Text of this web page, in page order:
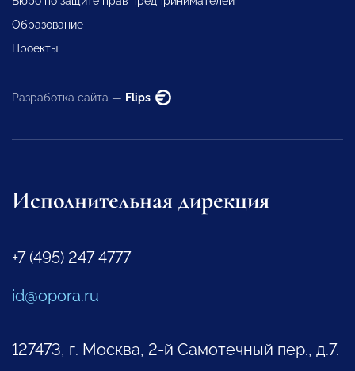
Образование
Проекты
Разработка сайта — Flips
Исполнительная дирекция
+7 (495) 247 4777
id@opora.ru
127473, г. Москва, 2-й Самотечный пер., д.7.